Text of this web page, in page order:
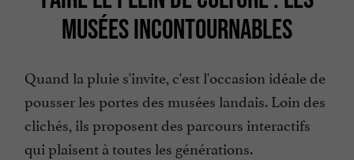
MUSÉES INCONTOURNABLES
Quand la pluie s'invite, c'est l'occasion idéale de
pousser les portes des musées landais. Loin des
clichés, ils proposent des parcours interactifs
qui plaisent à toutes les générations.